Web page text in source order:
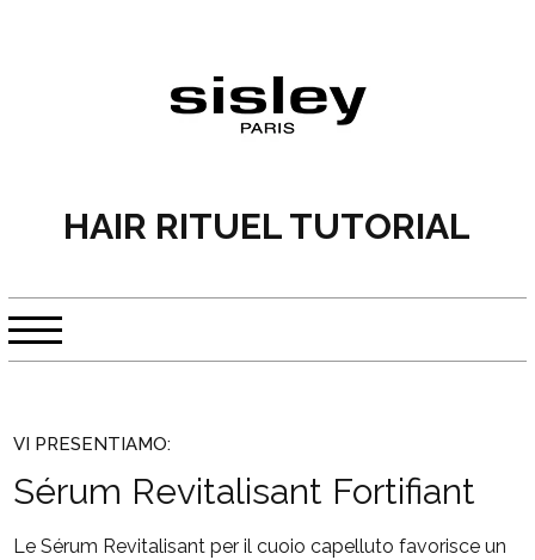
HAIR RITUEL TUTORIAL
VI PRESENTIAMO:
Sérum Revitalisant Fortifiant
Le Sérum Revitalisant per il cuoio capelluto favorisce un